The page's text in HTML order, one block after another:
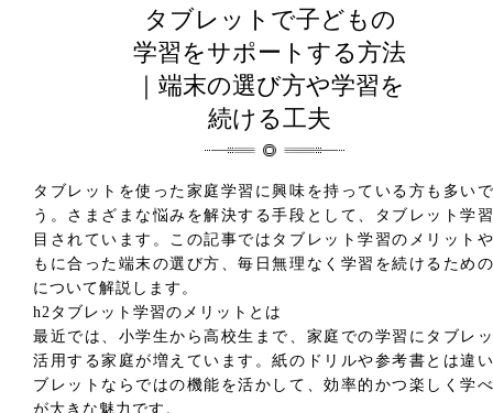
タブレットで子どもの
学習をサポートする方法
｜端末の選び方や学習を
続ける工夫
タブレットを使った家庭学習に興味を持っている方も多い
う。さまざまな悩みを解決する手段として、タブレット学
目されています。この記事ではタブレット学習のメリット
もに合った端末の選び方、毎日無理なく学習を続けるため
について解説します。
h2タブレット学習のメリットとは
最近では、小学生から高校生まで、家庭での学習にタブレ
活用する家庭が増えています。紙のドリルや参考書とは違
ブレットならではの機能を活かして、効率的かつ楽しく学
が大きな魅力です。